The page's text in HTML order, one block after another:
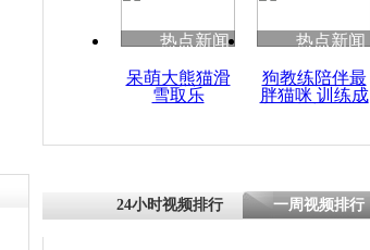
魂
热点新闻
呆萌大熊猫滑
雪取乐
热点新闻
狗教练陪伴最
胖猫咪 训练成
24小时视频排行 一周视频排行